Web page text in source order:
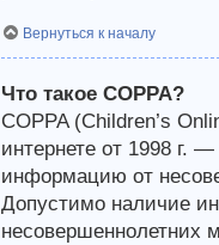
Вернуться к началу
Что такое COPPA?
COPPA (Children’s
интернете от 1998 г.
информацию от
Допустимо наличие
несовершеннолетних